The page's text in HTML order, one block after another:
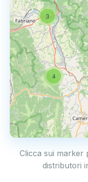
4
3
Clicca sui marker
distributori